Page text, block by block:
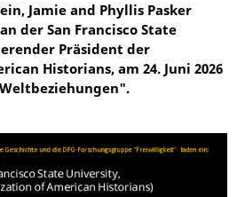
Jamie and Phyllis Pasker
der San Francisco State
Präsident der
Historians, am 24. Juni 2026